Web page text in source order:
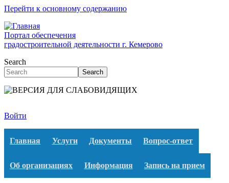
Перейти к основному содержанию
Портал обеспечения
градостроительной деятельности г. Кемерово
Search
Search
Войти
Главная Услуги Документы Вопрос-ответ
Об организациях Информация Запись на прием